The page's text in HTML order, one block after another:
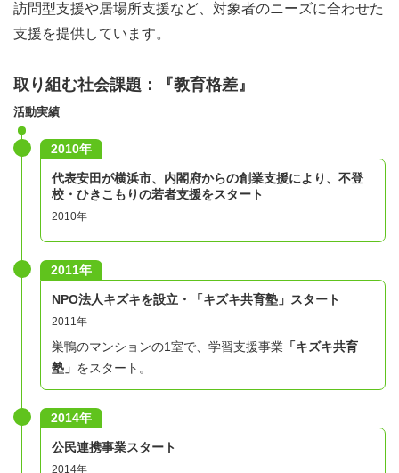
訪問型支援や居場所支援など、対象者のニーズに合わせた
支援を提供しています。
取り組む社会課題：『教育格差』
活動実績
2010年
代表安田が横浜市、内閣府からの創業支援により、不登
校・ひきこもりの若者支援をスタート
2010年
2011年
NPO法人キズキを設立・「キズキ共育塾」スタート
2011年
巣鴨のマンションの1室で、学習支援事業 「キズキ共育
塾」 をスタート。
2014年
公民連携事業スタート
2014年